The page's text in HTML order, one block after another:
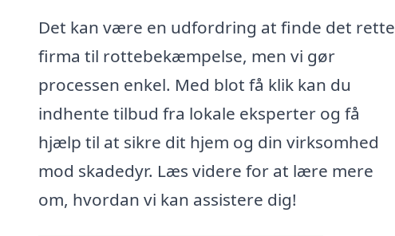
Det kan være en udfordring at finde det rette
firma til rottebekæmpelse, men vi gør
processen enkel. Med blot få klik kan du
indhente tilbud fra lokale eksperter og få
hjælp til at sikre dit hjem og din virksomhed
mod skadedyr. Læs videre for at lære mere
om, hvordan vi kan assistere dig!